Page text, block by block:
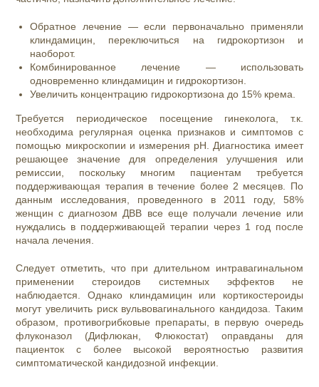
Обратное лечение — если первоначально применяли
клиндамицин, переключиться на гидрокортизон и
наоборот.
Комбинированное лечение — использовать
одновременно клиндамицин и гидрокортизон.
Увеличить концентрацию гидрокортизона до 15% крема.
Требуется периодическое посещение гинеколога, т.к.
необходима регулярная оценка признаков и симптомов с
помощью микроскопии и измерения pH. Диагностика имеет
решающее значение для определения улучшения или
ремиссии, поскольку многим пациентам требуется
поддерживающая терапия в течение более 2 месяцев. По
данным исследования, проведенного в 2011 году, 58%
женщин с диагнозом ДВВ все еще получали лечение или
нуждались в поддерживающей терапии через 1 год после
начала лечения.
Следует отметить, что при длительном интравагинальном
применении стероидов системных эффектов не
наблюдается. Однако клиндамицин или кортикостероиды
могут увеличить риск вульвовагинального кандидоза. Таким
образом, противогрибковые препараты, в первую очередь
флуконазол (Дифлюкан, Флюкостат) оправданы для
пациенток с более высокой вероятностью развития
симптоматической кандидозной инфекции.